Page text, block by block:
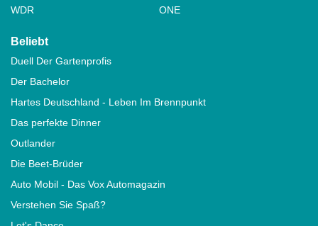
WDR
ONE
Beliebt
Duell Der Gartenprofis
Der Bachelor
Hartes Deutschland - Leben Im Brennpunkt
Das perfekte Dinner
Outlander
Die Beet-Brüder
Auto Mobil - Das Vox Automagazin
Verstehen Sie Spaß?